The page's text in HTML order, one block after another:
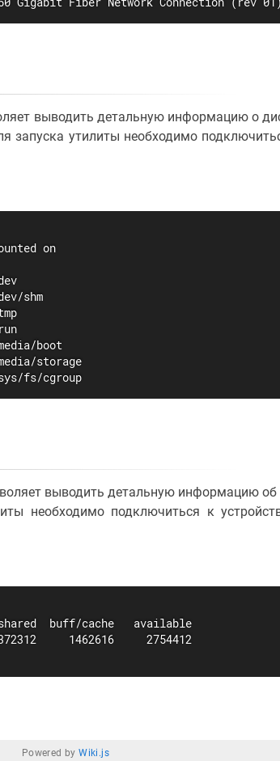
выводить детальную информацию о
утилиты необходимо
on
shm
boot
storage
fs/cgroup
выводить детальную информацию об
необходимо подключиться к
buff/cache   available
1462616     2754412
Powered byWiki.js